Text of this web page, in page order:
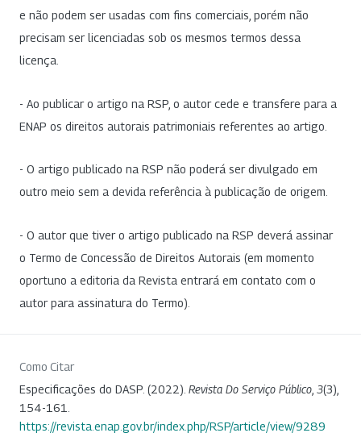
e não podem ser usadas com fins comerciais, porém não
precisam ser licenciadas sob os mesmos termos dessa
licença.
- Ao publicar o artigo na RSP, o autor cede e transfere para a
ENAP os direitos autorais patrimoniais referentes ao artigo.
- O artigo publicado na RSP não poderá ser divulgado em
outro meio sem a devida referência à publicação de origem.
- O autor que tiver o artigo publicado na RSP deverá assinar
o Termo de Concessão de Direitos Autorais (em momento
oportuno a editoria da Revista entrará em contato com o
autor para assinatura do Termo).
Como Citar
Especificações do DASP. (2022). Revista Do Serviço Público 3(3),
154-161.
https://revista.enap.gov.br/index.php/RSP/article/view/9289